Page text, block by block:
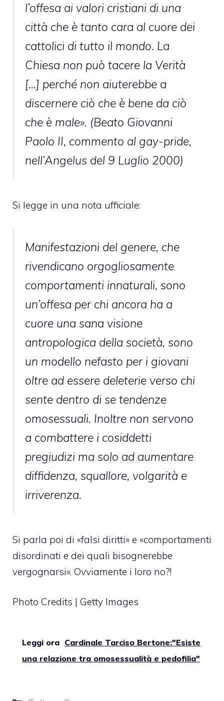
l’offesa ai valori cristiani di una
città che è tanto cara al cuore dei
cattolici di tutto il mondo. La
Chiesa non può tacere la Verità
[…] perché non aiuterebbe a
discernere ciò che è bene da ciò
che è male». (Beato Giovanni
Paolo II, commento al gay-pride,
nell’Angelus del 9 Luglio 2000)
Si legge in una nota ufficiale:
Manifestazioni del genere, che
rivendicano orgogliosamente
comportamenti innaturali, sono
un’offesa per chi ancora ha a
cuore una sana visione
antropologica della società, sono
un modello nefasto per i giovani
oltre ad essere deleterie verso chi
sente dentro di se tendenze
omosessuali. Inoltre non servono
a combattere i cosiddetti
pregiudizi ma solo ad aumentare
diffidenza, squallore, volgarità e
irriverenza.
Si parla poi di «falsi diritti» e «comportamenti
disordinati e dei quali bisognerebbe
vergognarsi». Ovviamente i loro no?!
Photo Credits | Getty Images
Leggi ora Cardinale Tarciso Bertone:"Esiste
una relazione tra omosessualità e pedofilia"